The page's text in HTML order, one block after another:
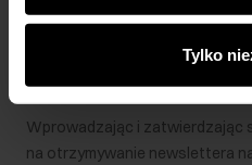
analitycznym. Partnerzy
podczas korzystania z ich
Tylko
Wprowadzając i zatwierdzając
na otrzymywanie newslettera